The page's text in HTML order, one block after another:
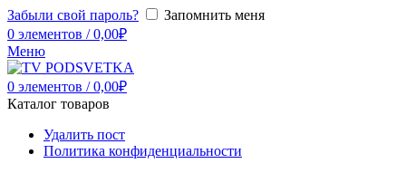
Забыли свой пароль?
Запомнить меня
0 элементов / 0,00₽
Меню
0 элементов / 0,00₽
Каталог товаров
Удалить пост
Политика конфиденциальности